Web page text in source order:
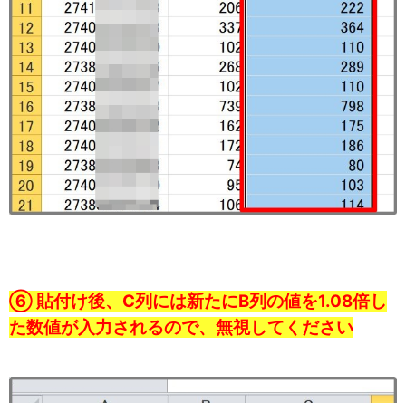
⑥ 貼付け後、C列には新たにB列の値を1.08倍し
た数値が入力されるので、無視してください